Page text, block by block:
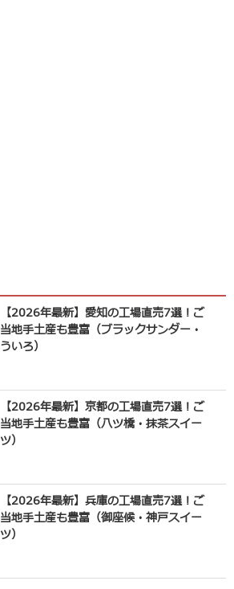
【2026年最新】愛知の工場直売7選！ご
当地手土産も豊富（ブラックサンダー・
ういろ）
【2026年最新】京都の工場直売7選！ご
当地手土産も豊富（八ツ橋・抹茶スイー
ツ）
【2026年最新】兵庫の工場直売7選！ご
当地手土産も豊富（御座候・神戸スイー
ツ）